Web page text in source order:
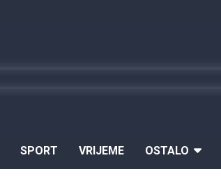
SPORT VRIJEME OSTALO